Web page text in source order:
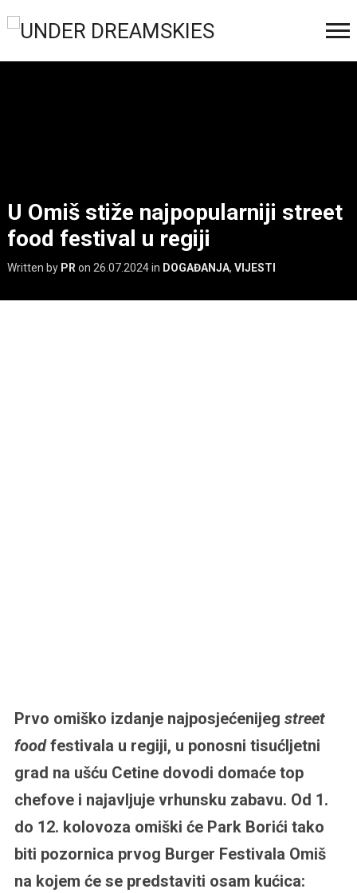
U Omiš stiže najpopularniji street
food festival u regiji
Written by PR on 26.07.2024in DOGAĐANJA, VIJESTI
Prvo omiško izdanje najposjećenijeg street
foodfestivala u regiji, u ponosni tisućljetni
grad na ušću Cetine dovodi domaće top
chefove i najavljuje vrhunsku zabavu. Od 1.
do 12. kolovoza omiški će Park Borići tako
biti pozornica prvog Burger Festivala Omiš
na kojem će se predstaviti osam kućica: